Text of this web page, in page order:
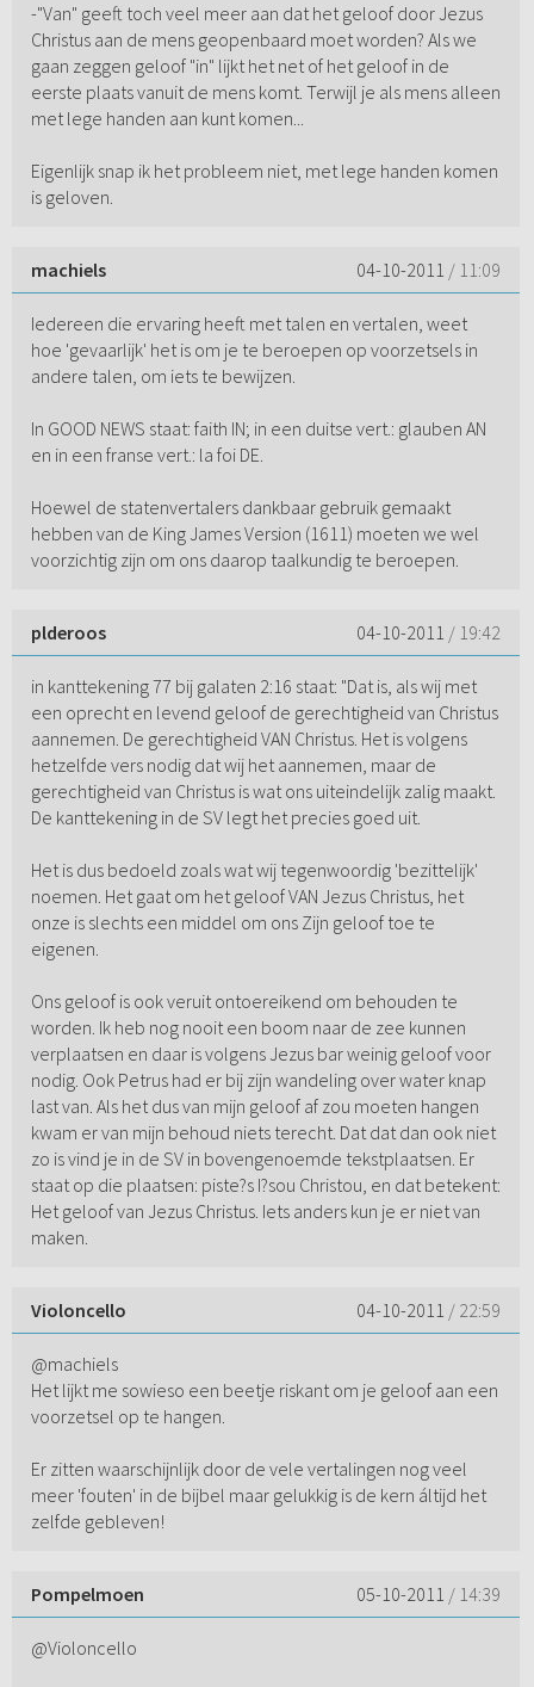
-"Van" geeft toch veel meer aan dat het geloof door Jezus
Christus aan de mens geopenbaard moet worden? Als we
gaan zeggen geloof "in" lijkt het net of het geloof in de
eerste plaats vanuit de mens komt. Terwijl je als mens alleen
met lege handen aan kunt komen...
Eigenlijk snap ik het probleem niet, met lege handen komen
is geloven.
machiels 04-10-2011 / 11:09
Iedereen die ervaring heeft met talen en vertalen, weet
hoe 'gevaarlijk' het is om je te beroepen op voorzetsels in
andere talen, om iets te bewijzen.
In GOOD NEWS staat: faith IN; in een duitse vert.: glauben AN
en in een franse vert.: la foi DE.
Hoewel de statenvertalers dankbaar gebruik gemaakt
hebben van de King James Version (1611) moeten we wel
voorzichtig zijn om ons daarop taalkundig te beroepen.
plderoos 04-10-2011 / 19:42
in kanttekening 77 bij galaten 2:16 staat: "Dat is, als wij met
een oprecht en levend geloof de gerechtigheid van Christus
aannemen. De gerechtigheid VAN Christus. Het is volgens
hetzelfde vers nodig dat wij het aannemen, maar de
gerechtigheid van Christus is wat ons uiteindelijk zalig maakt.
De kanttekening in de SV legt het precies goed uit.
Het is dus bedoeld zoals wat wij tegenwoordig 'bezittelijk'
noemen. Het gaat om het geloof VAN Jezus Christus, het
onze is slechts een middel om ons Zijn geloof toe te
eigenen.
Ons geloof is ook veruit ontoereikend om behouden te
worden. Ik heb nog nooit een boom naar de zee kunnen
verplaatsen en daar is volgens Jezus bar weinig geloof voor
nodig. Ook Petrus had er bij zijn wandeling over water knap
last van. Als het dus van mijn geloof af zou moeten hangen
kwam er van mijn behoud niets terecht. Dat dat dan ook niet
zo is vind je in de SV in bovengenoemde tekstplaatsen. Er
staat op die plaatsen: piste?s I?sou Christou, en dat betekent:
Het geloof van Jezus Christus. Iets anders kun je er niet van
maken.
Violoncello 04-10-2011 / 22:59
@machiels
Het lijkt me sowieso een beetje riskant om je geloof aan een
voorzetsel op te hangen.
Er zitten waarschijnlijk door de vele vertalingen nog veel
meer 'fouten' in de bijbel maar gelukkig is de kern áltijd het
zelfde gebleven!
Pompelmoen 05-10-2011 / 14:39
@Violoncello